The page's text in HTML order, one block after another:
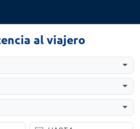
al viajero